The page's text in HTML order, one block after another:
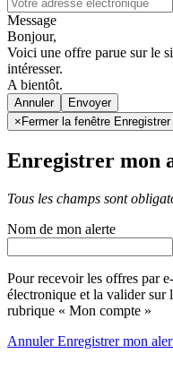
Message
Bonjour,
Voici une offre parue sur le
intéresser.
A bientôt.
Annuler
× Fermer la fenêtre
Enregistrer mon
Tous les champs sont
Nom de mon alerte
Pour recevoir les offres par
électronique et la valider sur
rubrique « Mon compte »
AnnulerEnregistrer mon